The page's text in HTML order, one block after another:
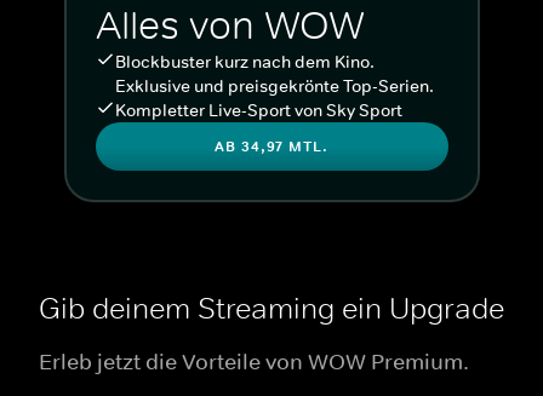
Alles von WOW
Blockbuster kurz nach dem Kino.
Exklusive und preisgekrönte Top-Serien.
Kompletter Live-Sport von Sky Sport
AB 34,97 MTL.
Gib deinem Streaming ein Upgrade
Erleb jetzt die Vorteile von WOW Premium.